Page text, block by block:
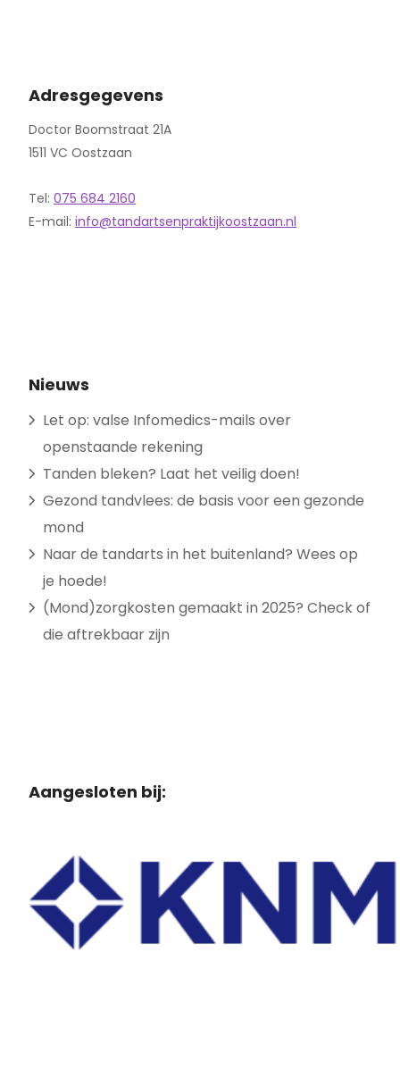
Adresgegevens
Doctor Boomstraat 21A
1511 VC Oostzaan
Tel: 075 684 2160
E-mail: info@tandartsenpraktijkoostzaan.nl
Nieuws
Let op: valse Infomedics-mails over
openstaande rekening
Tanden bleken? Laat het veilig doen!
Gezond tandvlees: de basis voor een gezonde
mond
Naar de tandarts in het buitenland? Wees op
je hoede!
(Mond)zorgkosten gemaakt in 2025? Check of
die aftrekbaar zijn
Aangesloten bij: